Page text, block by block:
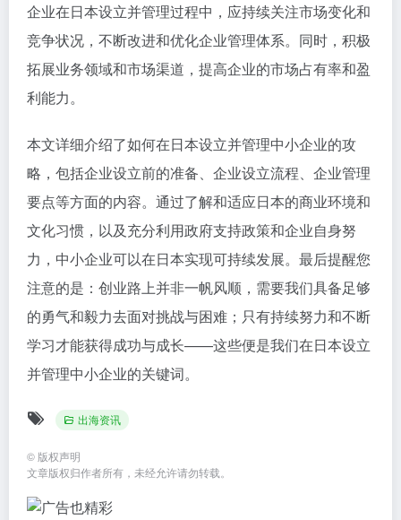
企业在日本设立并管理过程中，应持续关注市场变化和
竞争状况，不断改进和优化企业管理体系。同时，积极
拓展业务领域和市场渠道，提高企业的市场占有率和盈
利能力。
本文详细介绍了如何在日本设立并管理中小企业的攻
略，包括企业设立前的准备、企业设立流程、企业管理
要点等方面的内容。通过了解和适应日本的商业环境和
文化习惯，以及充分利用政府支持政策和企业自身努
力，中小企业可以在日本实现可持续发展。最后提醒您
注意的是：创业路上并非一帆风顺，需要我们具备足够
的勇气和毅力去面对挑战与困难；只有持续努力和不断
学习才能获得成功与成长——这些便是我们在日本设立
并管理中小企业的关键词。
出海资讯
© 版权声明
文章版权归作者所有，未经允许请勿转载。